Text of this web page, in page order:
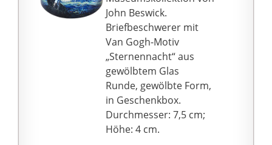
Sorgenfreier
Nachverkauf: Das
Streben nach
Zufriedenheit war
schon immer unsere
größte Verantwortung,
egal ob vor oder nach
dem Verkauf, wir bieten
Ihnen einen
zufriedenstellenden
John Beswick.
Briefbeschwerer mit
Van Gogh-Motiv
„Sternennacht“ aus
gewölbtem Glas
Runde, gewölbte Form,
in Geschenkbox.
Durchmesser: 7,5 cm;
Höhe: 4 cm.